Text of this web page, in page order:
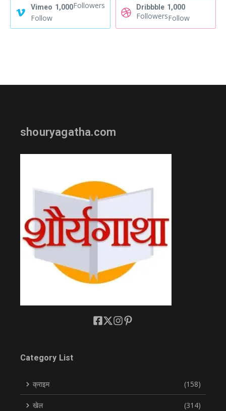
Vimeo 1,000Followers
Follow
Dribbble 1,000
FollowersFollow
shouryagatha.com
Category List
क्राइम (158)
खेल (314)